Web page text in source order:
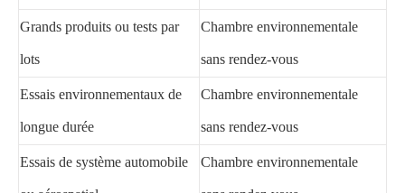
Grands produits ou tests par
lots
Chambre environnementale
sans rendez-vous
Essais environnementaux de
longue durée
Chambre environnementale
sans rendez-vous
Essais de système automobile Chambre environnementale